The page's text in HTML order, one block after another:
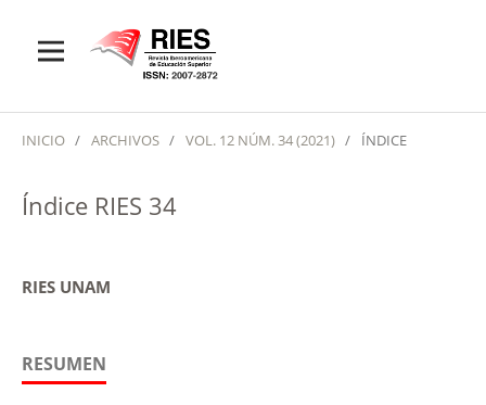
INICIO / ARCHIVOS / VOL. 12 NÚM. 34 (2021) / ÍNDICE
Índice RIES 34
RIES UNAM
RESUMEN